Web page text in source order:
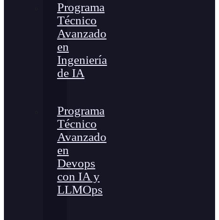
Programa
Técnico
Avanzado
en
Ingeniería
de IA
Programa
Técnico
Avanzado
en
Devops
con IA y
LLMOps